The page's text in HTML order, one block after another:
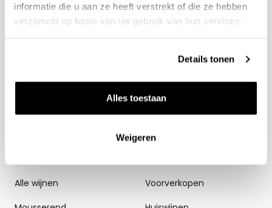
informatie die u aan ze heeft verstrekt of die ze hebben
verzameld op basis van uw gebruik van hun services.
Details tonen
Alles toestaan
Weigeren
Aanmelden
Alle wijnen
Thema's
Voorverkopen